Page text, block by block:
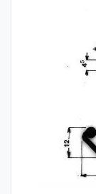
Maniglie
Le
lega
L'ordine